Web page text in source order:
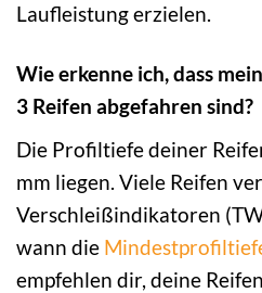
Laufleistung erzielen.
Wie erkenne ich, dass
3 Reifen abgefahren sind?
Die Profiltiefe deiner
mm liegen. Viele Reifen
Verschleißindikatoren
wann die
empfehlen dir, deine